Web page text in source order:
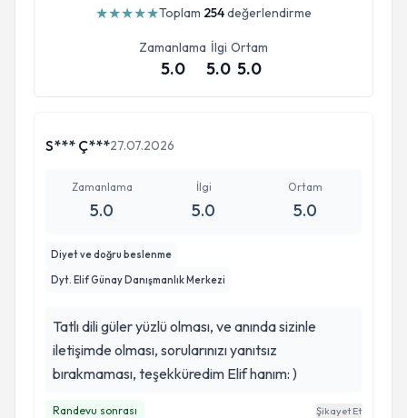
★★★★★Toplam 254değerlendirme
Zamanlama
5.0
İlgi
5.0
Ortam
5.0
S*** Ç***27.07.2026
Zamanlama
5.0
İlgi
5.0
Ortam
5.0
Diyet ve doğru beslenme
Dyt. Elif Günay Danışmanlık Merkezi
Tatlı dili güler yüzlü olması, ve anında sizinle
iletişimde olması, sorularınızı yanıtsız
bırakmaması, teşekküredim Elif hanım: )
Randevu sonrası Şikayet Et